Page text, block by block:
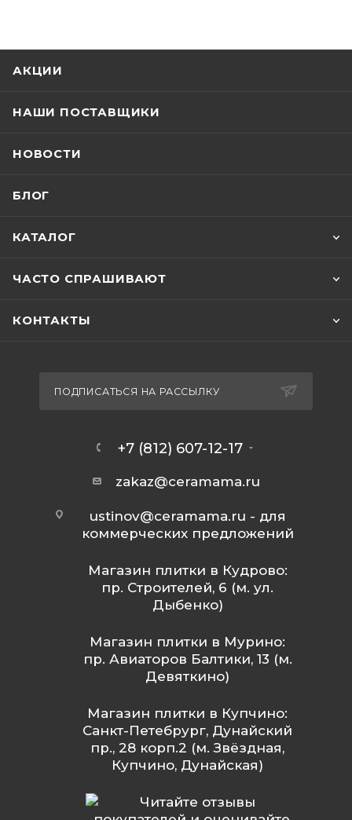
АКЦИИ
НАШИ ПОСТАВЩИКИ
НОВОСТИ
БЛОГ
КАТАЛОГ
ЧАСТО СПРАШИВАЮТ
КОНТАКТЫ
ПОДПИСАТЬСЯ НА РАССЫЛКУ
+7 (812) 607-12-17
zakaz@ceramama.ru
ustinov@ceramama.ru - для
коммерческих предложений
Магазин плитки в Кудрово:
пр. Строителей, 6 (м. ул.
Дыбенко)
Магазин плитки в Мурино:
пр. Авиаторов Балтики, 13 (м.
Девяткино)
Магазин плитки в Купчино:
Санкт-Петебрург, Дунайский
пр., 28 корп.2 (м. Звёздная,
Купчино, Дунайская)